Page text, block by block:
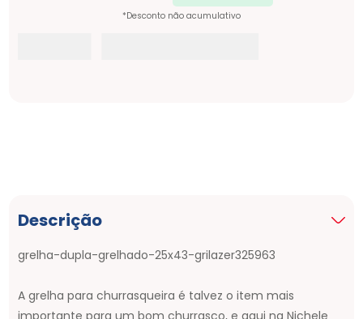
Descrição
grelha-dupla-grelhado-25x43-grilazer325963
A grelha para churrasqueira é talvez o item mais
importante para um bom churrasco, e aqui na Nichele